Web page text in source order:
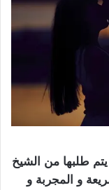
طلبها من الشيخ
و المجربة و